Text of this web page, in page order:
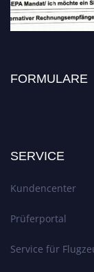
FORMULARE
SERVICE
Kundencenter
Prüferportal
Service für